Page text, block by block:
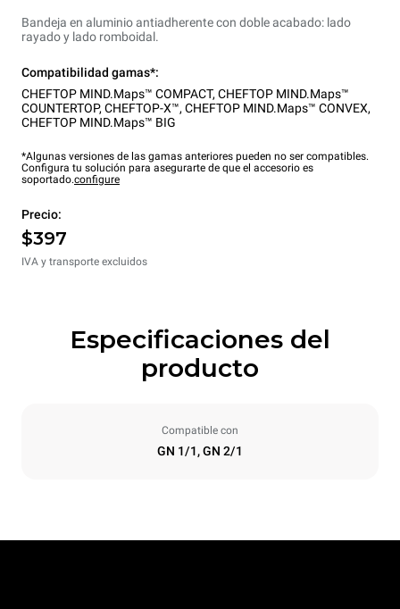
Bandeja en aluminio antiadherente con doble acabado: lado
rayado y lado romboidal.
Compatibilidad gamas*:
CHEFTOP MIND.Maps™ COMPACT, CHEFTOP MIND.Maps™
COUNTERTOP, CHEFTOP-X™, CHEFTOP MIND.Maps™ CONVEX,
CHEFTOP MIND.Maps™ BIG
*Algunas versiones de las gamas anteriores pueden no ser compatibles.
Configura tu solución para asegurarte de que el accesorio es
soportado.configure
Precio:
$397
IVA y transporte excluidos
Especificaciones del
producto
Compatible con
GN 1/1, GN 2/1